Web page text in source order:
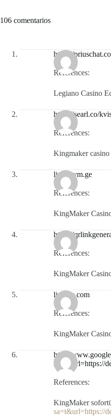
106 comentarios
https://
References:
Legiano Casino
https://searl.co/
References:
Kingmaker
link.mym.ge
References:
KingMaker
https://
References:
KingMaker
lincarx.com
References:
KingMaker
http://
sa=t&url=https://
References:
KingMaker
sa=t&url=https://